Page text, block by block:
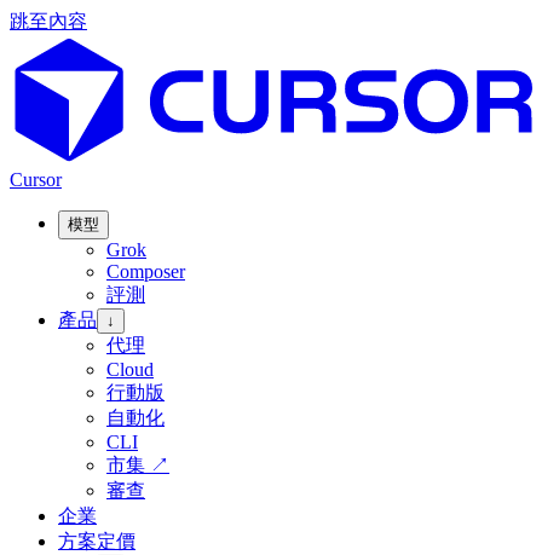
跳至內容
Cursor
模型
Grok
Composer
評測
產品
↓
代理
Cloud
行動版
自動化
CLI
市集 ↗
審查
企業
方案定價